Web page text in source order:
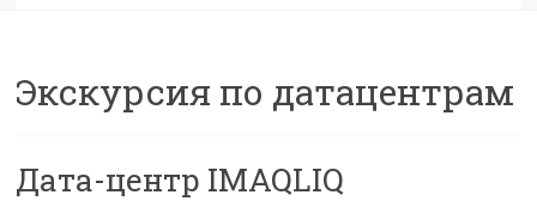
Экскурсия по датацентрам
Дата-центр IMAQLIQ